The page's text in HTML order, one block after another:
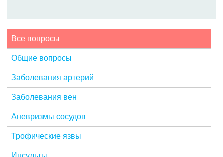
Все вопросы
Общие вопросы
Заболевания артерий
Заболевания вен
Аневризмы сосудов
Трофические язвы
Инсульты